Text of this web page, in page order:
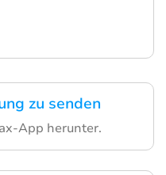
zu senden
App herunter.